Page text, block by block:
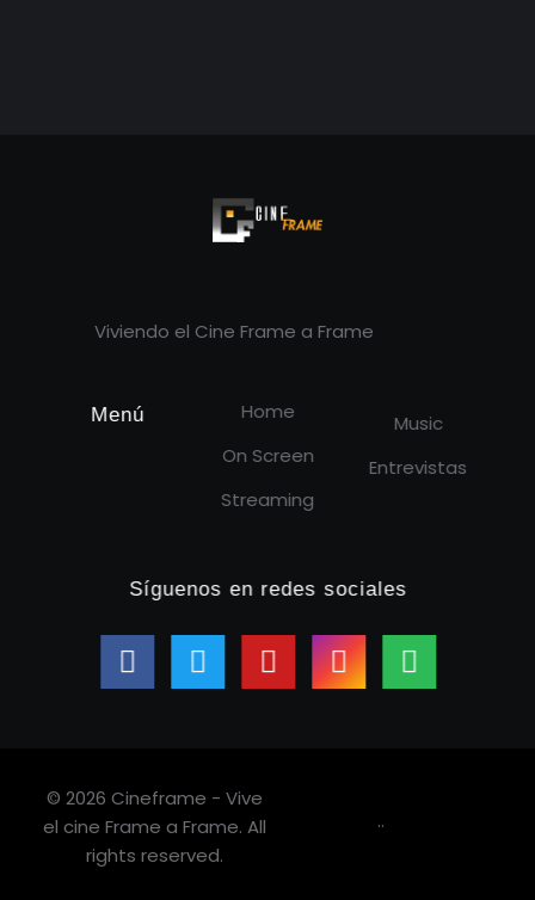
Viviendo el Cine Frame a Frame
Menú
Home
On Screen
Streaming
Music
Entrevistas
Síguenos en redes sociales
© 2026 Cineframe - Vive
el cine Frame a Frame. All
rights reserved.
..